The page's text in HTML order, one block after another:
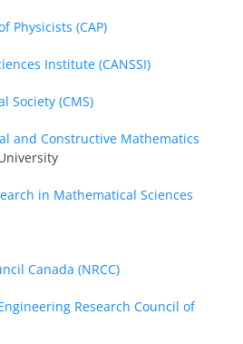
Physicists (CAP)
Institute (CANSSI)
Society(CMS)
and Constructive Mathematics
in Mathematical Sciences
Canada (NRCC)
Research Council of